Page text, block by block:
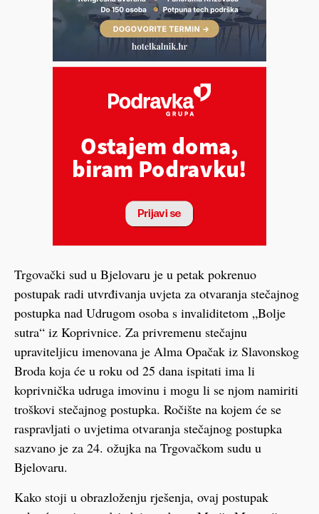
Trgovački sud u Bjelovaru je u petak pokrenuo
postupak radi utvrđivanja uvjeta za otvaranja stečajnog
postupka nad Udrugom osoba s invaliditetom „Bolje
sutra“ iz Koprivnice. Za privremenu stečajnu
upraviteljicu imenovana je Alma Opačak iz Slavonskog
Broda koja će u roku od 25 dana ispitati ima li
koprivnička udruga imovinu i mogu li se njom namiriti
troškovi stečajnog postupka. Ročište na kojem će se
raspravljati o uvjetima otvaranja stečajnog postupka
sazvano je za 24. ožujka na Trgovačkom sudu u
Bjelovaru.
Kako stoji u obrazloženju rješenja, ovaj postupak